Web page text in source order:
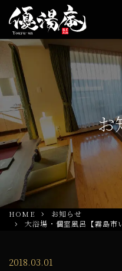
お
HOME
お知らせ
大浴場・個室風呂【霧島
2018.03.01